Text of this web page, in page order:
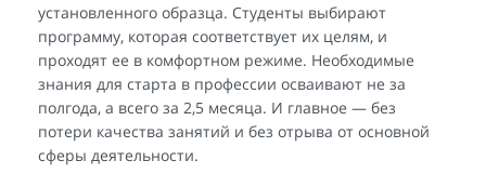
установленного образца. Студенты выбирают
программу, которая соответствует их целям, и
проходят ее в комфортном режиме. Необходимые
знания для старта в профессии осваивают не за
полгода, а всего за 2,5 месяца. И главное — без
потери качества занятий и без отрыва от основной
сферы деятельности.